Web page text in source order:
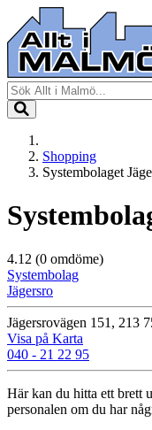
Shopping
Systembolaget
4.12 (0 omdöme)
Systembolag
Jägersro
Jägersrovägen 151, 213
Visa på Karta
040 - 21 22 95
Här kan du hitta ett brett
personalen om du har